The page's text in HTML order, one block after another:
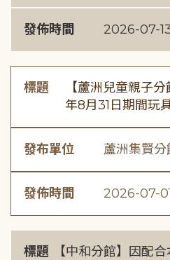
發佈時間 2026-07-
標題
【蘆洲兒童親子
年8月31日期間玩
發布單位 蘆洲集賢分
發佈時間 2026-07-
標題
【中和分館】因配